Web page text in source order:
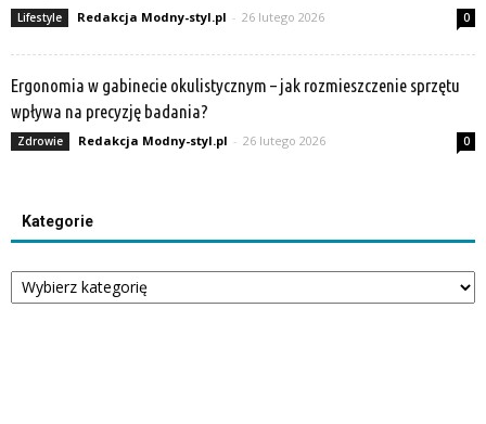
Lifestyle Redakcja Modny-styl.pl - 26 lutego 2026 0
Ergonomia w gabinecie okulistycznym – jak rozmieszczenie sprzętu
wpływa na precyzję badania?
Zdrowie Redakcja Modny-styl.pl - 26 lutego 2026 0
Kategorie
Kategorie